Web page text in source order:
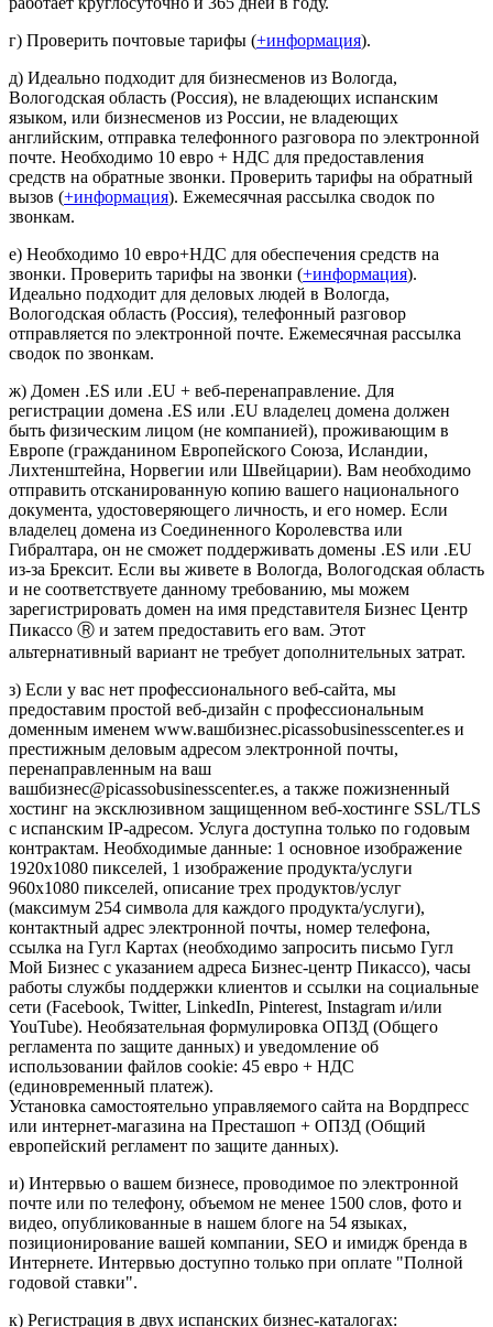
г) Проверить почтовые тарифы (+информация).
д) Идеально подходит для бизнесменов из Вологда,
Вологодская область (Россия), не владеющих испанским
языком, или бизнесменов из России, не владеющих
английским, отправка телефонного разговора по электронной
почте. Необходимо 10 евро + НДС для предоставления
средств на обратные звонки. Проверить тарифы на обратный
вызов (+информация). Ежемесячная рассылка сводок по
звонкам.
е) Необходимо 10 евро+НДС для обеспечения средств на
звонки. Проверить тарифы на звонки (+информация).
Идеально подходит для деловых людей в Вологда,
Вологодская область (Россия), телефонный разговор
отправляется по электронной почте. Ежемесячная рассылка
сводок по звонкам.
ж) Домен .ES или .EU + веб-перенаправление. Для
регистрации домена .ES или .EU владелец домена должен
быть физическим лицом (не компанией), проживающим в
Европе (гражданином Европейского Союза, Исландии,
Лихтенштейна, Норвегии или Швейцарии). Вам необходимо
отправить отсканированную копию вашего национального
документа, удостоверяющего личность, и его номер. Если
владелец домена из Соединенного Королевства или
Гибралтара, он не сможет поддерживать домены .ES или .EU
из-за Брексит. Если вы живете в Вологда, Вологодская область
и не соответствуете данному требованию, мы можем
зарегистрировать домен на имя представителя Бизнес Центр
Пикассо Ⓡ и затем предоставить его вам. Этот
альтернативный вариант не требует дополнительных затрат.
з) Если у вас нет профессионального веб-сайта, мы
предоставим простой веб-дизайн с профессиональным
доменным именем www.вашбизнес.picassobusinesscenter.es и
престижным деловым адресом электронной почты,
перенаправленным на ваш
вашбизнес@picassobusinesscenter.es, а также пожизненный
хостинг на эксклюзивном защищенном веб-хостинге SSL/TLS
с испанским IP-адресом. Услуга доступна только по годовым
контрактам. Необходимые данные: 1 основное изображение
1920x1080 пикселей, 1 изображение продукта/услуги
960x1080 пикселей, описание трех продуктов/услуг
(максимум 254 символа для каждого продукта/услуги),
контактный адрес электронной почты, номер телефона,
ссылка на Гугл Картах (необходимо запросить письмо Гугл
Мой Бизнес с указанием адреса Бизнес-центр Пикассо), часы
работы службы поддержки клиентов и ссылки на социальные
сети (Facebook, Twitter, LinkedIn, Pinterest, Instagram и/или
YouTube). Необязательная формулировка ОПЗД (Общего
регламента по защите данных) и уведомление об
использовании файлов cookie: 45 евро + НДС
(единовременный платеж).
Установка самостоятельно управляемого сайта на Вордпресс
или интернет-магазина на Престашоп + ОПЗД (Общий
европейский регламент по защите данных).
и) Интервью о вашем бизнесе, проводимое по электронной
почте или по телефону, объемом не менее 1500 слов, фото и
видео, опубликованные в нашем блоге на 54 языках,
позиционирование вашей компании, SEO и имидж бренда в
Интернете. Интервью доступно только при оплате "Полной
годовой ставки".
к) Регистрация в двух испанских бизнес-каталогах: